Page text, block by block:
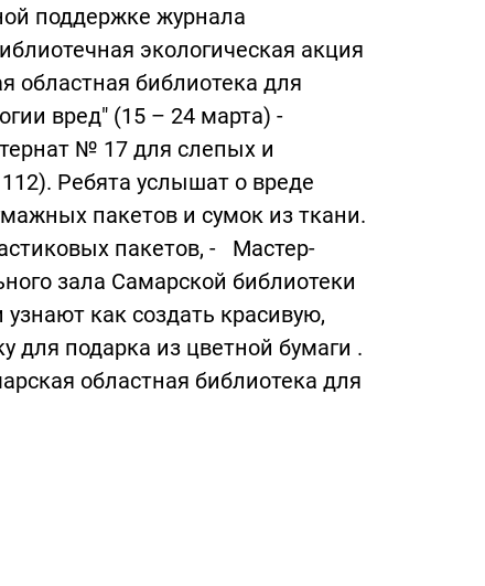
поддержке журнала
экологическая акция
областная библиотека для
вред" (15 – 24 марта) -
№ 17 для слепых и
Ребята услышат о вреде
пакетов и сумок из ткани.
пакетов, - Мастер-
зала Самарской библиотеки
как создать красивую,
для подарка из цветной бумаги .
областная библиотека для